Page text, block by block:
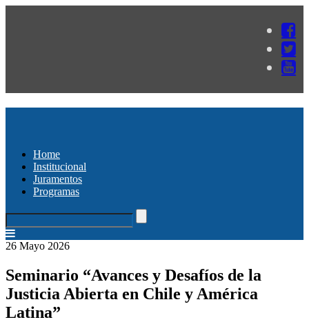
Home
Institucional
Juramentos
Programas
26 Mayo 2026
Seminario “Avances y Desafíos de la
Justicia Abierta en Chile y América
Latina”